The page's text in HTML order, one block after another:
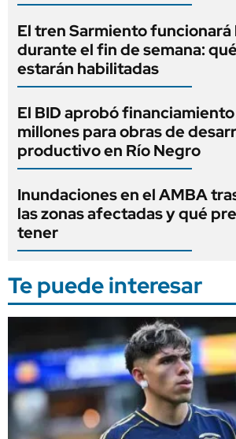
El tren Sarmiento
durante el fin de semana:
estarán habilitadas
El BID aprobó
millones para obras de
productivo en Río Negro
Inundaciones en el AMBA
las zonas afectadas y qué
tener
Te puede interesar